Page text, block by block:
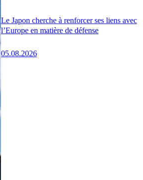
Le Japon cherche à renforcer ses liens avec
l’Europe en matière de défense
05.08.2026